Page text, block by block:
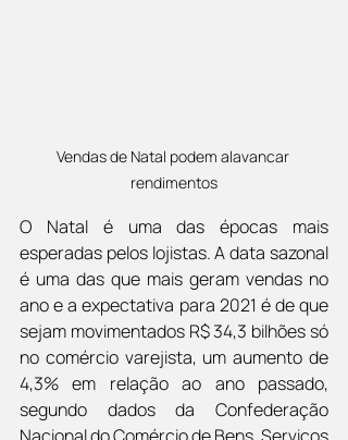
Vendas de Natal podem alavancar
rendimentos
O Natal é uma das épocas mais
esperadas pelos lojistas. A data sazonal
é uma das que mais geram vendas no
ano e a expectativa para 2021 é de que
sejam movimentados R$ 34,3 bilhões só
no comércio varejista, um aumento de
4,3% em relação ao ano passado,
segundo dados da Confederação
Nacional do Comércio de Bens, Serviços